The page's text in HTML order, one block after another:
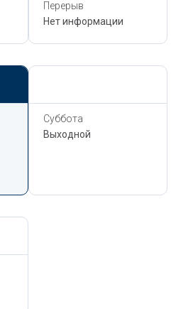
Перерыв
Нет информации
Суббота
Выходной